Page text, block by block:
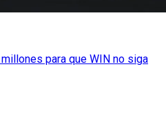
para que WIN no siga